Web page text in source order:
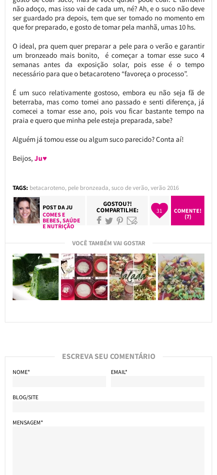
não adoço, mas isso vai de cada um, né? Ah, e o suco não deve
ser guardado pra depois, tem que ser tomado no momento em
que for preparado, e gosto de tomar pela manhã, umas 10 hs.
O ideal, pra quem quer preparar a pele para o verão e garantir
um bronzeado mais bonito, é começar a tomar esse suco 4
semanas antes da exposição solar, pois esse é o tempo
necessário para que o betacaroteno “favoreça o processo”.
É um suco relativamente gostoso, embora eu não seja fã de
beterraba, mas como tomei ano passado e senti diferença, já
comecei a tomar esse ano, pois vou ficar bastante tempo na
praia e quero que minha pele esteja preparada, sabe?
Alguém já tomou esse ou algum suco parecido? Conta aí!
Beijos, Ju♥
TAGS: betacaroteno, pele bronzeada,suco de verão,verão 2016
POST DAJU
COMES E
BEBES,SAÚDE
E NUTRIÇÃO
GOSTOU?!
COMPARTILHE: 31
COMENTE!
(7)
VOCÊ TAMBÉM VAI GOSTAR
ESCREVA SEU COMENTÁRIO
NOME* EMAIL*
BLOG/SITE
MENSAGEM*